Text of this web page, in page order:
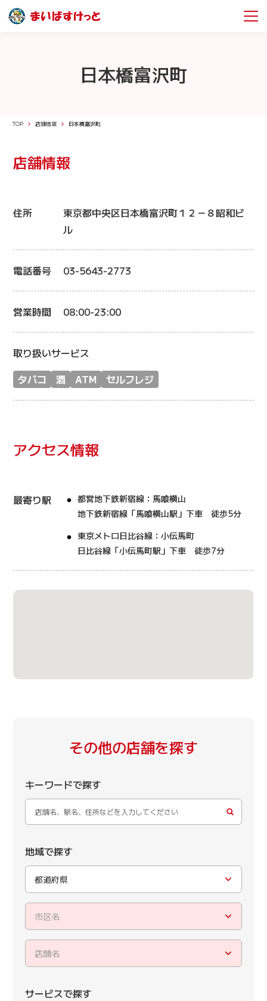
日本橋富沢町
TOP 店舗情報 日本橋富沢町
店舗情報
住所
東京都中央区日本橋富沢町１２－８昭和ビ
ル
電話番号 03-5643-2773
営業時間 08:00-23:00
取り扱いサービス
タバコ
酒 ATM セルフレジ
アクセス情報
最寄り駅
都営地下鉄新宿線：馬喰横山
地下鉄新宿線「馬喰横山駅」下車 徒歩5分
東京メトロ日比谷線：小伝馬町
日比谷線「小伝馬町駅」下車 徒歩7分
その他の店舗を探す
キーワードで探す
地域で探す
都道府県
市区名
店舗名
サービスで探す